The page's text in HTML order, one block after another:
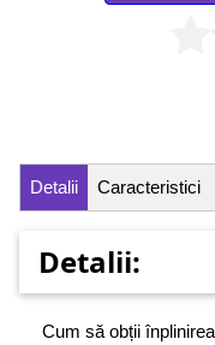
Detalii Caracteristici
Detalii:
Cum să obții